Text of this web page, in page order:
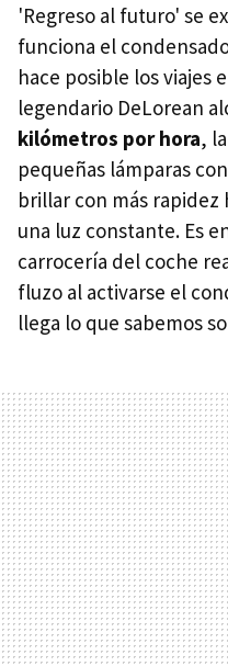
'Regreso al futuro' se
funciona el
hace posible los viajes
legendario DeLorean
kilómetros por hora,
pequeñas lámparas
brillar con más
una luz constante. Es
carrocería del coche
fluzo al activarse el
llega lo que sabemos